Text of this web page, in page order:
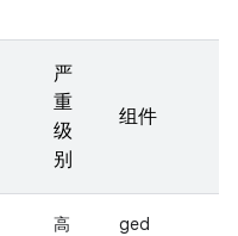
严
重
级
别
组件
高 ged